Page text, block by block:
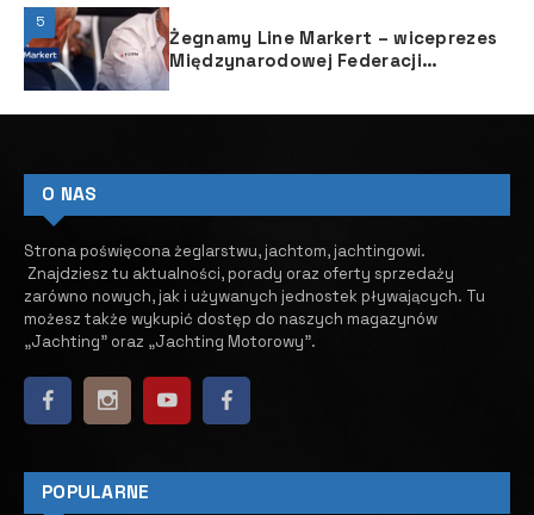
5
Żegnamy Line Markert – wiceprezes
Międzynarodowej Federacji
O NAS
Strona poświęcona żeglarstwu, jachtom, jachtingowi.
Znajdziesz tu aktualności, porady oraz oferty sprzedaży
zarówno nowych, jak i używanych jednostek pływających. ​ Tu
możesz także wykupić dostęp do naszych magazynów
„Jachting” oraz „Jachting Motorowy”.
POPULARNE